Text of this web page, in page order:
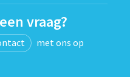
vraag?
met ons op